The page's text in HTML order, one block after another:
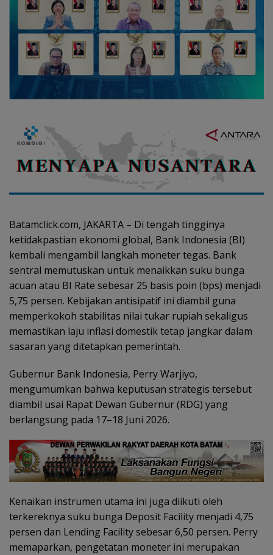
Batamclick.com, JAKARTA – Di tengah tingginya
ketidakpastian ekonomi global, Bank Indonesia (BI)
kembali mengambil langkah moneter tegas. Bank
sentral memutuskan untuk menaikkan suku bunga
acuan atau BI Rate sebesar 25 basis poin (bps) menjadi
5,75 persen. Kebijakan antisipatif ini diambil guna
memperkokoh stabilitas nilai tukar rupiah sekaligus
memastikan laju inflasi domestik tetap jangkar dalam
sasaran yang ditetapkan pemerintah.
Gubernur Bank Indonesia, Perry Warjiyo,
mengumumkan bahwa keputusan strategis tersebut
diambil usai Rapat Dewan Gubernur (RDG) yang
berlangsung pada 17–18 Juni 2026.
Kenaikan instrumen utama ini juga diikuti oleh
terkereknya suku bunga Deposit Facility menjadi 4,75
persen dan Lending Facility sebesar 6,50 persen. Perry
memaparkan, pengetatan moneter ini merupakan